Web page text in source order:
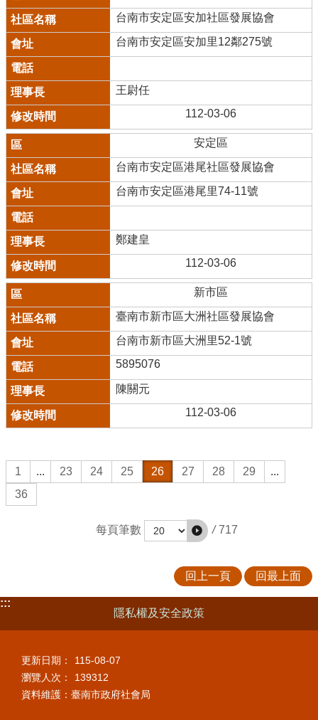
台南市安定區安加社區發展協會
台南市安定區安加里12鄰275號
王尉任
112-03-06
安定區
台南市安定區港尾社區發展協會
台南市安定區港尾里74-11號
鄭建皇
112-03-06
新市區
臺南市新市區大洲社區發展協會
台南市新市區大洲里52-1號
5895076
陳關元
112-03-06
1 ... 23 24 25 26 27 28 29
...
36
每頁筆數 / 717
回上一頁 回最上面
:::
隱私權及安全政策
更新日期：
115-08-07
瀏覽人次：
139312
資料維護：臺南市政府社會局